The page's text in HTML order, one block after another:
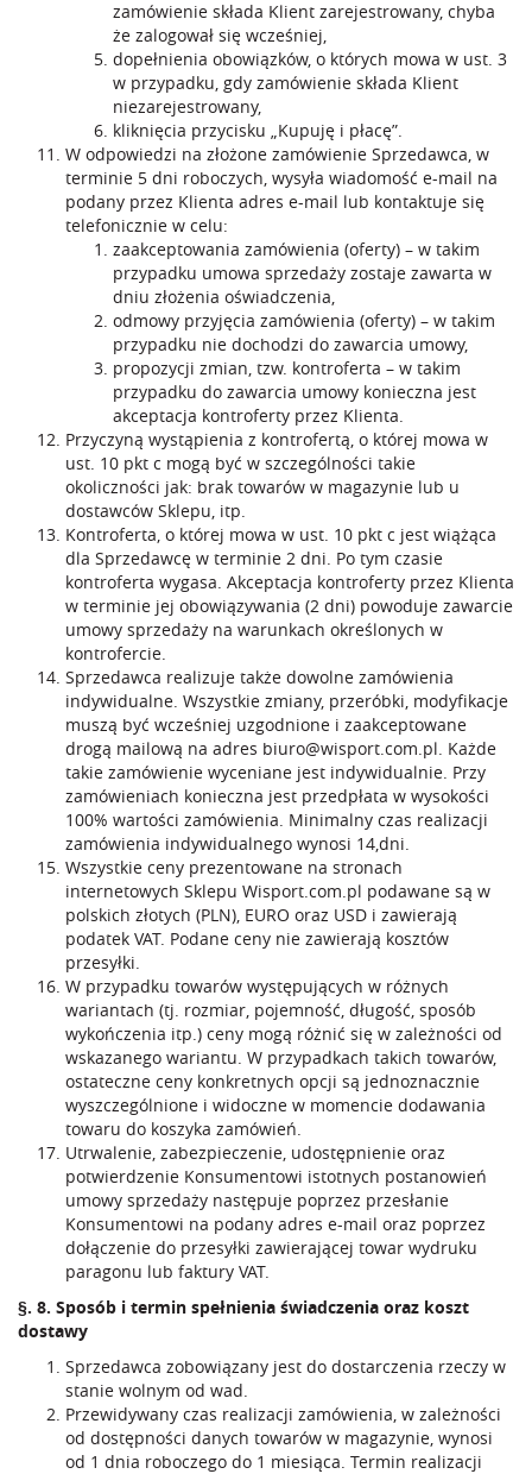
zamówienie składa Klient zarejestrowany, chyba
że zalogował się wcześniej,
dopełnienia obowiązków, o których mowa w ust. 3
w przypadku, gdy zamówienie składa Klient
niezarejestrowany,
kliknięcia przycisku „Kupuję i płacę”.
W odpowiedzi na złożone zamówienie Sprzedawca, w
terminie 5 dni roboczych, wysyła wiadomość e-mail na
podany przez Klienta adres e-mail lub kontaktuje się
telefonicznie w celu:
zaakceptowania zamówienia (oferty) – w takim
przypadku umowa sprzedaży zostaje zawarta w
dniu złożenia oświadczenia,
odmowy przyjęcia zamówienia (oferty) – w takim
przypadku nie dochodzi do zawarcia umowy,
propozycji zmian, tzw. kontroferta – w takim
przypadku do zawarcia umowy konieczna jest
akceptacja kontroferty przez Klienta.
Przyczyną wystąpienia z kontrofertą, o której mowa w
ust. 10 pkt c mogą być w szczególności takie
okoliczności jak: brak towarów w magazynie lub u
dostawców Sklepu, itp.
Kontroferta, o której mowa w ust. 10 pkt c jest wiążąca
dla Sprzedawcę w terminie 2 dni. Po tym czasie
kontroferta wygasa. Akceptacja kontroferty przez Klienta
w terminie jej obowiązywania (2 dni) powoduje zawarcie
umowy sprzedaży na warunkach określonych w
kontrofercie.
Sprzedawca realizuje także dowolne zamówienia
indywidualne. Wszystkie zmiany, przeróbki, modyfikacje
muszą być wcześniej uzgodnione i zaakceptowane
drogą mailową na adres biuro@wisport.com.pl. Każde
takie zamówienie wyceniane jest indywidualnie. Przy
zamówieniach konieczna jest przedpłata w wysokości
100% wartości zamówienia. Minimalny czas realizacji
zamówienia indywidualnego wynosi 14,dni.
Wszystkie ceny prezentowane na stronach
internetowych Sklepu Wisport.com.pl podawane są w
polskich złotych (PLN), EURO oraz USD i zawierają
podatek VAT. Podane ceny nie zawierają kosztów
przesyłki.
W przypadku towarów występujących w różnych
wariantach (tj. rozmiar, pojemność, długość, sposób
wykończenia itp.) ceny mogą różnić się w zależności od
wskazanego wariantu. W przypadkach takich towarów,
ostateczne ceny konkretnych opcji są jednoznacznie
wyszczególnione i widoczne w momencie dodawania
towaru do koszyka zamówień.
Utrwalenie, zabezpieczenie, udostępnienie oraz
potwierdzenie Konsumentowi istotnych postanowień
umowy sprzedaży następuje poprzez przesłanie
Konsumentowi na podany adres e-mail oraz poprzez
dołączenie do przesyłki zawierającej towar wydruku
paragonu lub faktury VAT.
§. 8. Sposób i termin spełnienia świadczenia oraz koszt
dostawy
Sprzedawca zobowiązany jest do dostarczenia rzeczy w
stanie wolnym od wad.
Przewidywany czas realizacji zamówienia, w zależności
od dostępności danych towarów w magazynie, wynosi
od 1 dnia roboczego do 1 miesiąca. Termin realizacji